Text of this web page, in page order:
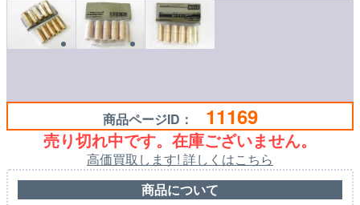
商品ページID： 11169
売り切れ中です。在庫ございません。
高価買取します! 詳しくはこちら
商品について